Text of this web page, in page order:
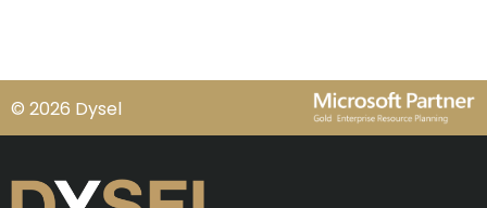
© 2026 Dysel